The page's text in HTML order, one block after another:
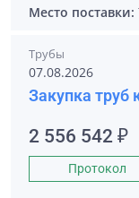
Место поставки:
Трубы
07.08.2026
Закупка труб
2 556 542 ₽
Протокол